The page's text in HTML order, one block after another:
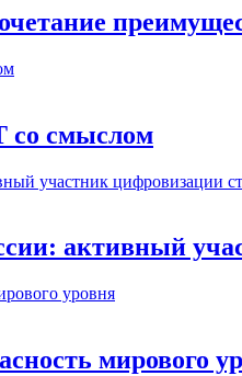
смыслом
активный
мирового